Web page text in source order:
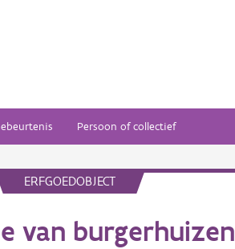
Persoon of collectief
ERFGOEDOBJECT
van burgerhuizen